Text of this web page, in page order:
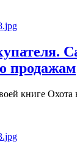
продажам
книге Охота